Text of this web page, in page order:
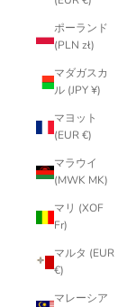
ポーランド
(PLN zł)
マダガスカ
ル (JPY ¥)
マヨット
(EUR €)
マラウイ
(MWK MK)
マリ (XOF
Fr)
マルタ (EUR
€)
マレーシア